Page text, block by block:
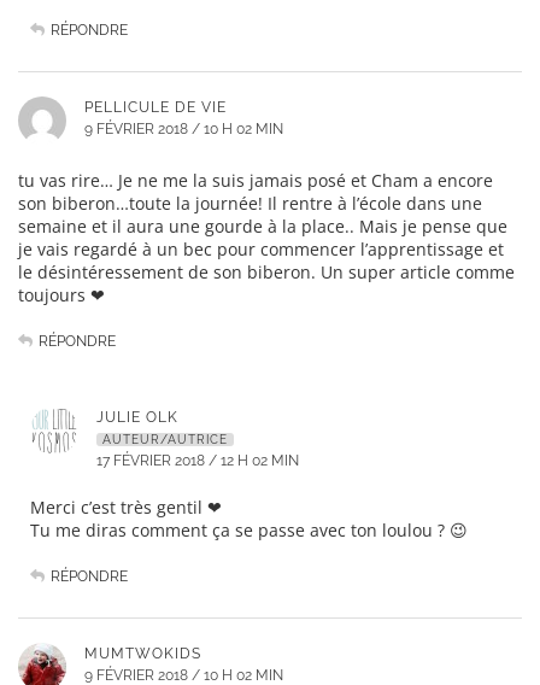
RÉPONDRE
PELLICULE DE VIE
9 FÉVRIER 2018 / 10 H 02 MIN
tu vas rire… Je ne me la suis jamais posé et Cham a encore
son biberon…toute la journée! Il rentre à l’école dans une
semaine et il aura une gourde à la place.. Mais je pense que
je vais regardé à un bec pour commencer l’apprentissage et
le désintéressement de son biberon. Un super article comme
toujours ❤
RÉPONDRE
JULIE OLK
AUTEUR/AUTRICE
17 FÉVRIER 2018 / 12 H 02 MIN
Merci c’est très gentil ❤
Tu me diras comment ça se passe avec ton loulou ? 😉
RÉPONDRE
MUMTWOKIDS
9 FÉVRIER 2018 / 10 H 02 MIN